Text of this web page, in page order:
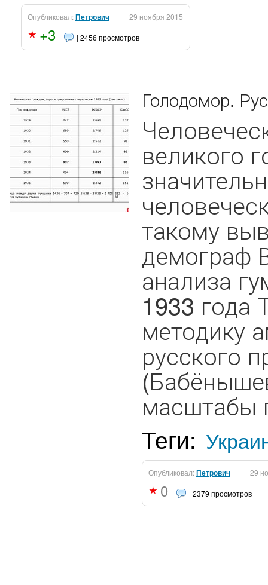
Опубликовал:Петрович 29 ноября 2015
+3 | 2456 просмотров
Голодомор.
великого
такому
демограф
анализа
1933 года
методику
русского
масштабы
Теги:
Опубликовал:Петрович 29
0 | 2379 просмотров